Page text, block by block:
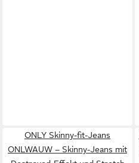
ONLY Skinny-fit-Jeans
ONLWAUW – Skinny-Jeans mit